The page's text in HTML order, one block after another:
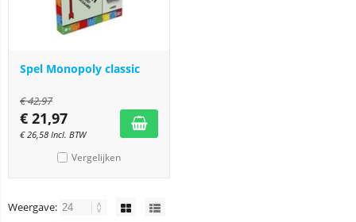
Spel Monopoly classic
€42,97
€ 21,97
€26,58 Incl. BTW
Vergelijken
Weergave: